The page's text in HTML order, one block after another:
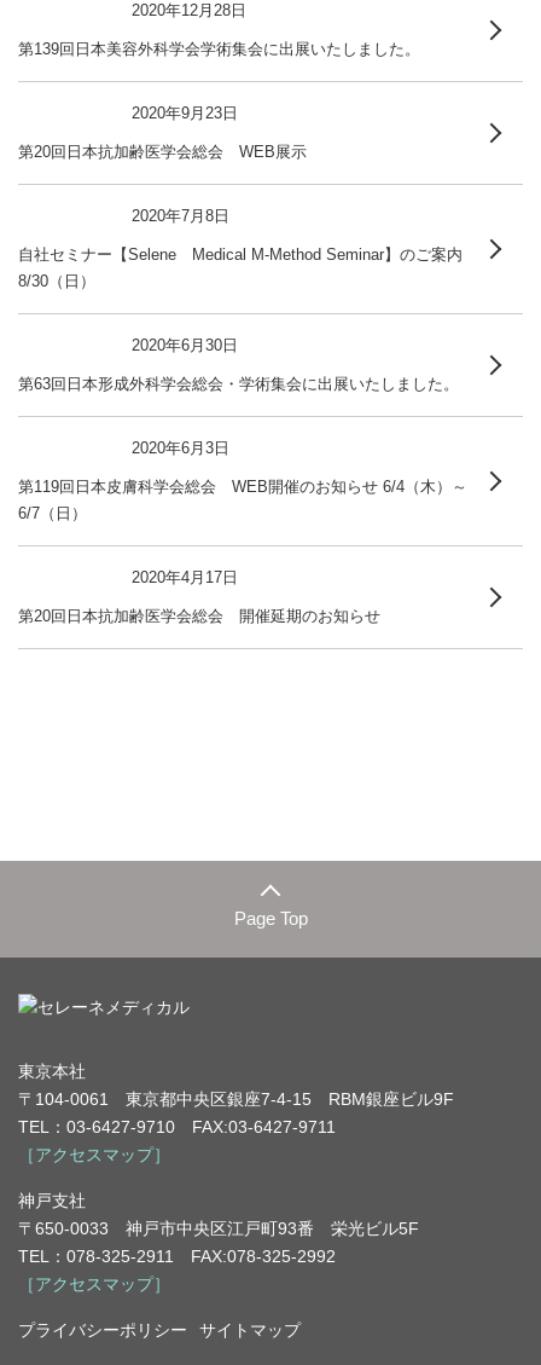
2020年12月28日
第139回日本美容外科学会学術集会に出展いたしました。
2020年9月23日
第20回日本抗加齢医学会総会 WEB展示
2020年7月8日
自社セミナー【Selene Medical M-Method Seminar】のご案内
8/30（日）
2020年6月30日
第63回日本形成外科学会総会・学術集会に出展いたしました。
2020年6月3日
第119回日本皮膚科学会総会 WEB開催のお知らせ 6/4（木）～
6/7（日）
2020年4月17日
第20回日本抗加齢医学会総会 開催延期のお知らせ
Page Top
東京本社
〒104-0061 東京都中央区銀座7-4-15 RBM銀座ビル9F
TEL：03-6427-9710 FAX:03-6427-9711
［アクセスマップ］
神戸支社
〒650-0033 神戸市中央区江戸町93番 栄光ビル5F
TEL：078-325-2911 FAX:078-325-2992
［アクセスマップ］
プライバシーポリシー サイトマップ